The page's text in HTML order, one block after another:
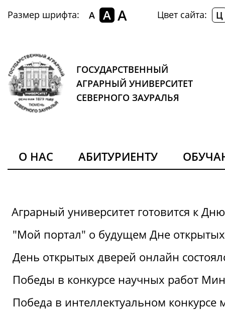
Размер шрифта: A A A Цвет сайта: Ц
ГОСУДАРСТВЕННЫЙ
АГРАРНЫЙ УНИВЕРСИТЕТ
СЕВЕРНОГО ЗАУРАЛЬЯ
О НАС АБИТУРИЕНТУ
Аграрный университет готовится к
"Мой портал" о будущем Дне
День открытых дверей онлайн
Победы в конкурсе научных работ
Победа в интеллектуальном конкурсе